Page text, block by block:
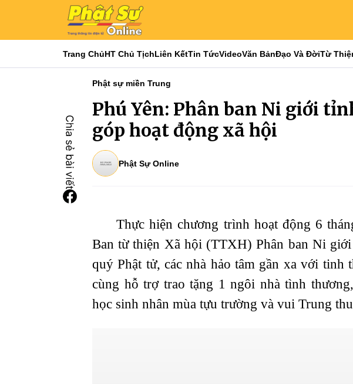
Trang ChủHT Chủ TịchLiên KếtTin TứcVideoVăn BảnĐạo Và ĐờiTừ
Phật sự miền Trung
Phú Yên: Phân ban Ni giới
góp hoạt động xã hội
Phật Sự Online
Thực hiện chương trình hoạt động 6
Ban từ thiện Xã hội (TTXH) Phân ban Ni
quý Phật tử, các nhà hảo tâm gần xa với tinh
cùng hỗ trợ trao tặng 1 ngôi nhà tình
học sinh nhân mùa tựu trường và vui Trung